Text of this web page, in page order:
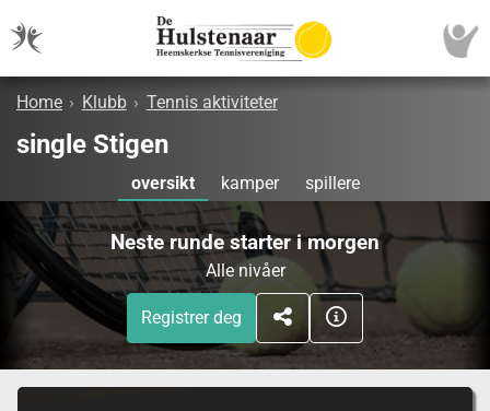
Home › Klubb › Tennis aktiviteter
single Stigen
oversikt kamper spillere
Neste runde starter i morgen
Alle nivåer
Registrer deg